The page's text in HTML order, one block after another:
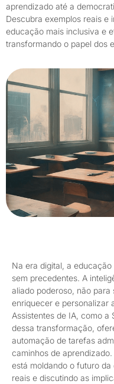
aprendizado até a
Descubra exemplos reais e
educação mais inclusiva e
transformando o papel dos
Na era digital, a
sem precedentes. A
aliado poderoso, não
enriquecer e personalizar
Assistentes de IA, como a
dessa transformação,
automação de tarefas
caminhos de
está moldando o futuro
reais e discutindo as